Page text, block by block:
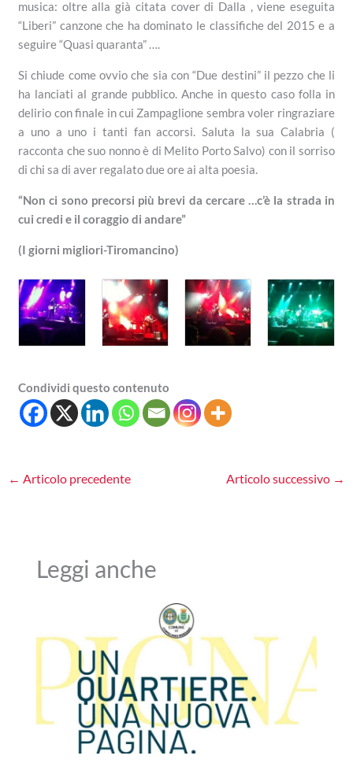
musica: oltre alla già citata cover di Dalla , viene eseguita
“Liberi” canzone che ha dominato le classifiche del 2015 e a
seguire “Quasi quaranta” ….
Si chiude come ovvio che sia con “Due destini” il pezzo che li
ha lanciati al grande pubblico. Anche in questo caso folla in
delirio con finale in cui Zampaglione sembra voler ringraziare
a uno a uno i tanti fan accorsi. Saluta la sua Calabria (
racconta che suo nonno è di Melito Porto Salvo) con il sorriso
di chi sa di aver regalato due ore ai alta poesia.
“Non ci sono precorsi più brevi da cercare …c’è la strada in
cui credi e il coraggio di andare”
(I giorni migliori-Tiromancino)
Condividi questo contenuto
← Articolo precedente Articolo successivo →
Leggi anche